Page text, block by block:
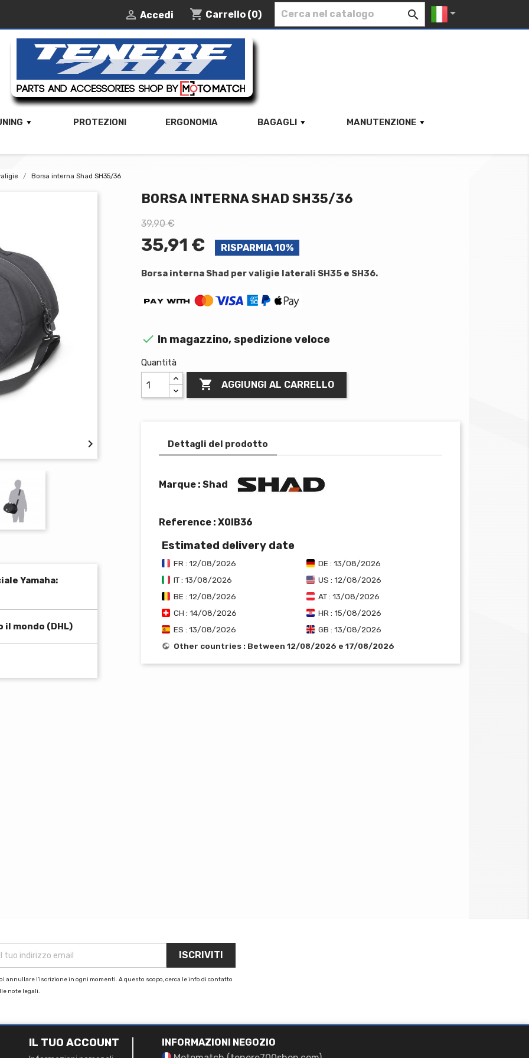
 Accedi shopping_cart Carrello (0)  
PROTEZIONI ERGONOMIA BAGAGLI MANUTENZIONE
Borsa interna Shad SH35/36

Yamaha:
mondo (DHL)
BORSA INTERNA SHAD SH35/36
39,90 €
35,91 € RISPARMIA 10%
Borsa interna Shad per valigie laterali SH35 e SH36.
 In magazzino, spedizione veloce
Quantità
 AGGIUNGI AL CARRELLO
Dettagli del prodotto
Marque : Shad
Reference : X0IB36
Estimated delivery date
FR : 12/08/2026
DE : 13/08/2026
IT : 13/08/2026
US : 12/08/2026
BE : 12/08/2026
AT : 13/08/2026
CH : 14/08/2026
HR : 15/08/2026
ES : 13/08/2026
GB : 13/08/2026
Other countries : Between 12/08/2026 e 17/08/2026
annullare l'iscrizione in ogni momenti. A questo scopo, cerca le info di contatto
note legali.
IL TUO ACCOUNT
INFORMAZIONI NEGOZIO